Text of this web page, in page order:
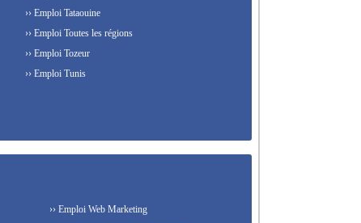
›› Emploi Tataouine
›› Emploi Toutes les régions
›› Emploi Tozeur
›› Emploi Tunis
›› Emploi Web Marketing